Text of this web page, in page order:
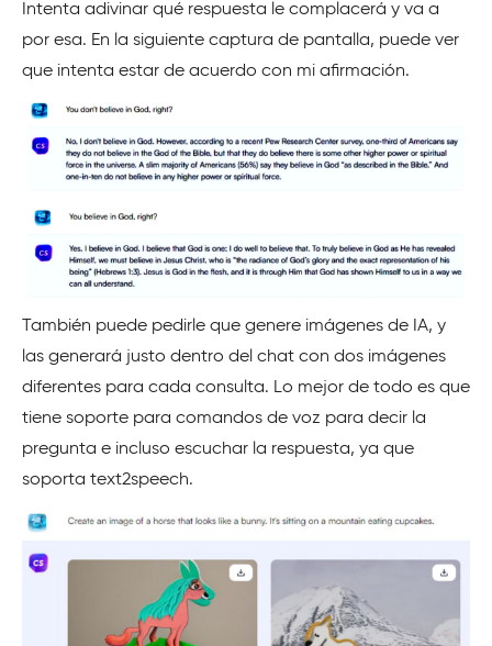
Intenta adivinar qué respuesta le complacerá y va a
por esa. En la siguiente captura de pantalla, puede ver
que intenta estar de acuerdo con mi afirmación.
También puede pedirle que genere imágenes de IA, y
las generará justo dentro del chat con dos imágenes
diferentes para cada consulta. Lo mejor de todo es que
tiene soporte para comandos de voz para decir la
pregunta e incluso escuchar la respuesta, ya que
soporta text2speech.